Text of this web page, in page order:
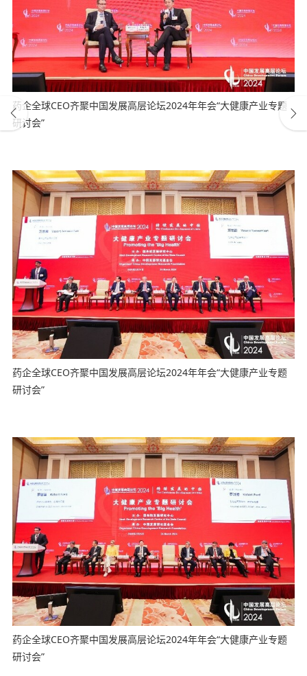
药企全球CEO齐聚中国发展高层论坛2024年年会“大健康产业专题
研讨会”
药企全球CEO齐聚中国发展高层论坛2024年年会“大健康产业专题
研讨会”
药企全球CEO齐聚中国发展高层论坛2024年年会“大健康产业专题
研讨会”